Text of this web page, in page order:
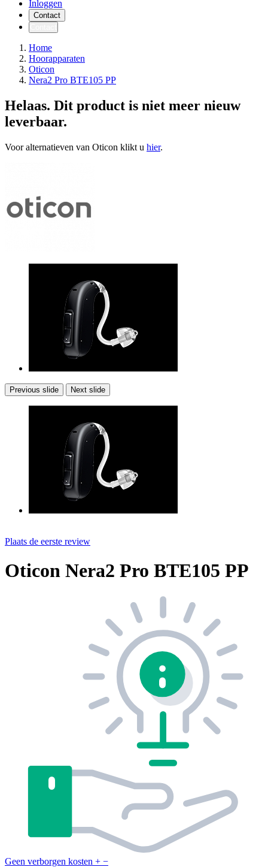
Inloggen
Contact
Home
Hoorapparaten
Oticon
Nera2 Pro BTE105 PP
Helaas. Dit product is niet meer nieuw
leverbaar.
Voor alternatieven van Oticon klikt u hier.
Previous slide Next slide
Plaats de eerste review
Oticon Nera2 Pro BTE105 PP
Geen verborgen kosten + −